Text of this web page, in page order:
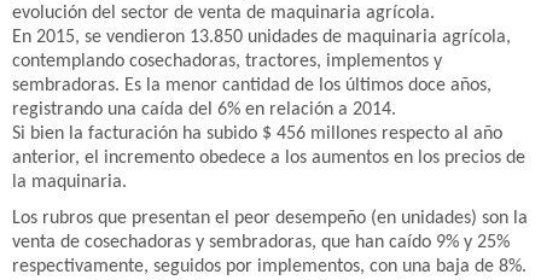
evolución del sector de venta de maquinaria agrícola.
En 2015, se vendieron 13.850 unidades de maquinaria agrícola,
contemplando cosechadoras, tractores, implementos y
sembradoras. Es la menor cantidad de los últimos doce años,
registrando una caída del 6% en relación a 2014.
Si bien la facturación ha subido $ 456 millones respecto al año
anterior, el incremento obedece a los aumentos en los precios de
la maquinaria.
Los rubros que presentan el peor desempeño (en unidades) son la
venta de cosechadoras y sembradoras, que han caído 9% y 25%
respectivamente, seguidos por implementos, con una baja de 8%.